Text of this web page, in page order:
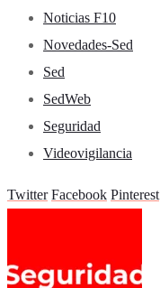
Noticias F10
Novedades-Sed
Sed
SedWeb
Seguridad
Videovigilancia
Twitter Facebook Pinterest